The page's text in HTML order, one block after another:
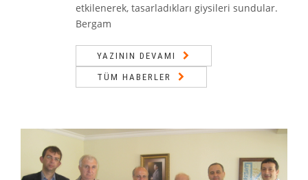
etkilenerek, tasarladıkları giysileri sundular.
Bergam
YAZININ DEVAMI
TÜM HABERLER